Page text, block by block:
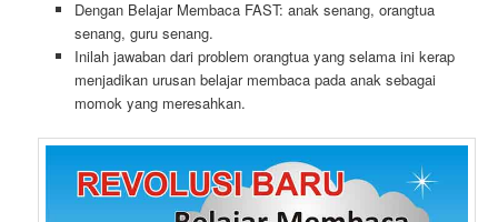
Dengan Belajar Membaca FAST: anak senang, orangtua
senang, guru senang.
Inilah jawaban dari problem orangtua yang selama ini kerap
menjadikan urusan belajar membaca pada anak sebagai
momok yang meresahkan.